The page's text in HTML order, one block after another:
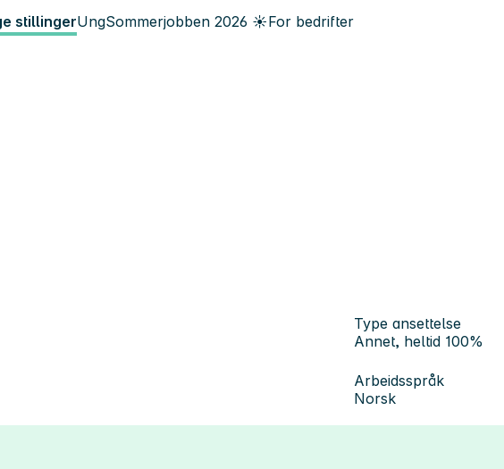
stillingerUngSommerjobben 2026 ☀️For bedrifter
Type ansettelse
Annet, heltid 100%
Arbeidsspråk
Norsk